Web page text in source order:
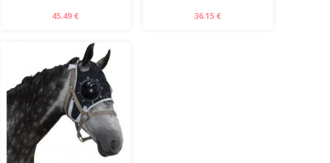
45.49 € 36.15 €